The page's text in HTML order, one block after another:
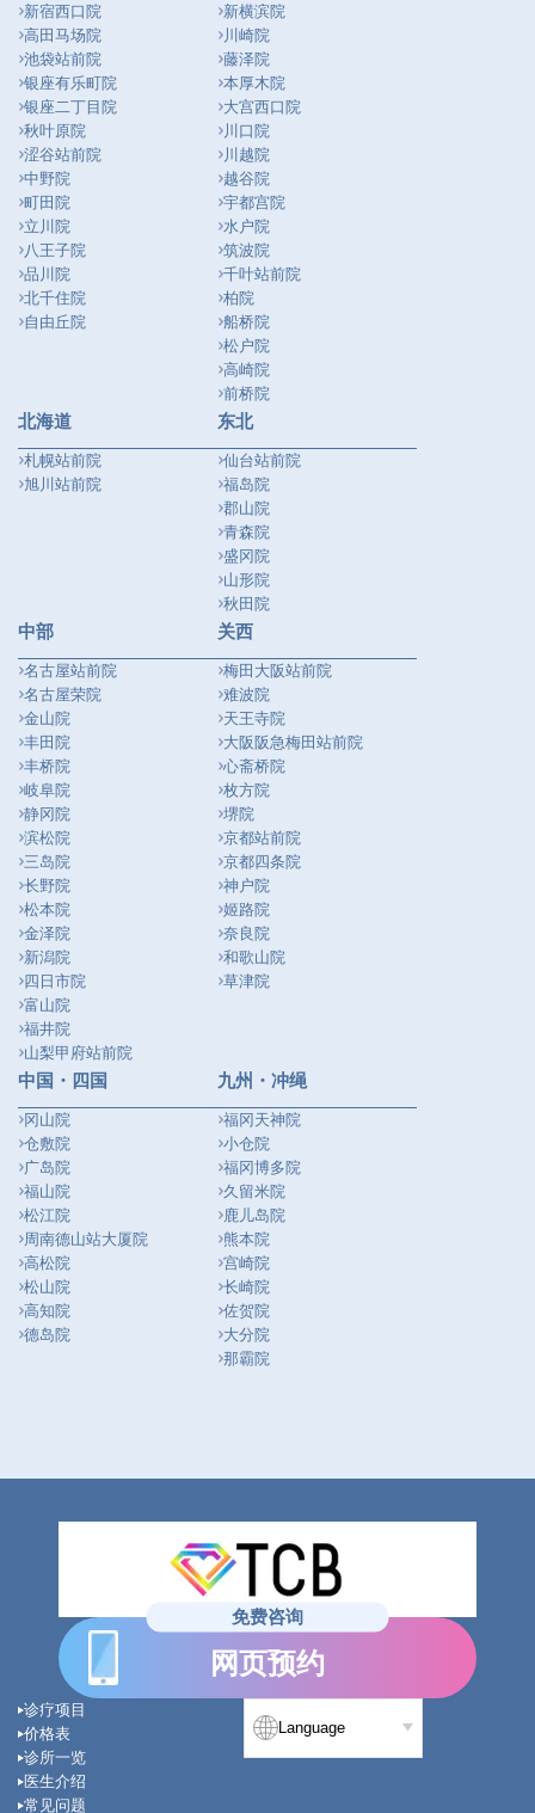
新宿西口院
高田马场院
池袋站前院
银座有乐町院
银座二丁目院
秋叶原院
涩谷站前院
中野院
町田院
立川院
八王子院
品川院
北千住院
自由丘院
新横滨院
川崎院
藤泽院
本厚木院
大宫西口院
川口院
川越院
越谷院
宇都宫院
水户院
筑波院
千叶站前院
柏院
船桥院
松户院
高崎院
前桥院
北海道
札幌站前院
旭川站前院
东北
仙台站前院
福岛院
郡山院
青森院
盛冈院
山形院
秋田院
中部
名古屋站前院
名古屋荣院
金山院
丰田院
丰桥院
岐阜院
静冈院
滨松院
三岛院
长野院
松本院
金泽院
新潟院
四日市院
富山院
福井院
山梨甲府站前院
关西
梅田大阪站前院
难波院
天王寺院
大阪阪急梅田站前院
心斋桥院
枚方院
堺院
京都站前院
京都四条院
神户院
姬路院
奈良院
和歌山院
草津院
中国・四国
冈山院
仓敷院
广岛院
福山院
松江院
周南德山站大厦院
高松院
松山院
高知院
德岛院
九州・冲绳
福冈天神院
小仓院
福冈博多院
久留米院
鹿儿岛院
熊本院
宫崎院
长崎院
佐贺院
大分院
那霸院
免费咨询
网页预约
诊疗项目
价格表
诊所一览
医生介绍
常见问题
Language